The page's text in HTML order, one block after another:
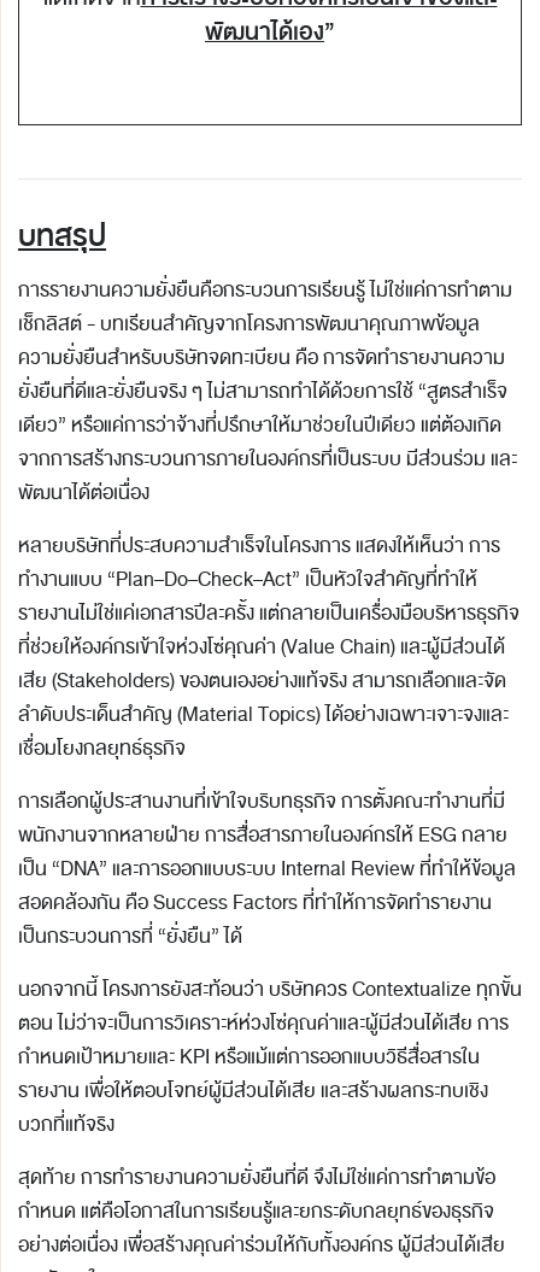
พัฒนาได้เอง”
บทสรุป
การรายงานความยั่งยืนคือกระบวนการเรียนรู้ ไม่ใช่แค่การทำตาม
เช็กลิสต์ - บทเรียนสำคัญจากโครงการพัฒนาคุณภาพข้อมูล
ความยั่งยืนสำหรับบริษัทจดทะเบียน คือ การจัดทำรายงานความ
ยั่งยืนที่ดีและยั่งยืนจริง ๆ ไม่สามารถทำได้ด้วยการใช้ “สูตรสำเร็จ
เดียว” หรือแค่การว่าจ้างที่ปรึกษาให้มาช่วยในปีเดียว แต่ต้องเกิด
จากการสร้างกระบวนการภายในองค์กรที่เป็นระบบ มีส่วนร่วม และ
พัฒนาได้ต่อเนื่อง
หลายบริษัทที่ประสบความสำเร็จในโครงการ แสดงให้เห็นว่า การ
ทำงานแบบ “Plan–Do–Check–Act” เป็นหัวใจสำคัญที่ทำให้
รายงานไม่ใช่แค่เอกสารปีละครั้ง แต่กลายเป็นเครื่องมือบริหารธุรกิจ
ที่ช่วยให้องค์กรเข้าใจห่วงโซ่คุณค่า (Value Chain) และผู้มีส่วนได้
เสีย (Stakeholders) ของตนเองอย่างแท้จริง สามารถเลือกและจัด
ลำดับประเด็นสำคัญ (Material Topics) ได้อย่างเฉพาะเจาะจงและ
เชื่อมโยงกลยุทธ์ธุรกิจ
การเลือกผู้ประสานงานที่เข้าใจบริบทธุรกิจ การตั้งคณะทำงานที่มี
พนักงานจากหลายฝ่าย การสื่อสารภายในองค์กรให้ ESG กลาย
เป็น “DNA” และการออกแบบระบบ Internal Review ที่ทำให้ข้อมูล
สอดคล้องกัน คือ Success Factors ที่ทำให้การจัดทำรายงาน
เป็นกระบวนการที่ “ยั่งยืน” ได้
นอกจากนี้ โครงการยังสะท้อนว่า บริษัทควร Contextualize ทุกขั้น
ตอน ไม่ว่าจะเป็นการวิเคราะห์ห่วงโซ่คุณค่าและผู้มีส่วนได้เสีย การ
กำหนดเป้าหมายและ KPI หรือแม้แต่การออกแบบวิธีสื่อสารใน
รายงาน เพื่อให้ตอบโจทย์ผู้มีส่วนได้เสีย และสร้างผลกระทบเชิง
บวกที่แท้จริง
สุดท้าย การทำรายงานความยั่งยืนที่ดี จึงไม่ใช่แค่การทำตามข้อ
กำหนด แต่คือโอกาสในการเรียนรู้และยกระดับกลยุทธ์ของธุรกิจ
อย่างต่อเนื่อง เพื่อสร้างคุณค่าร่วมให้กับทั้งองค์กร ผู้มีส่วนได้เสีย